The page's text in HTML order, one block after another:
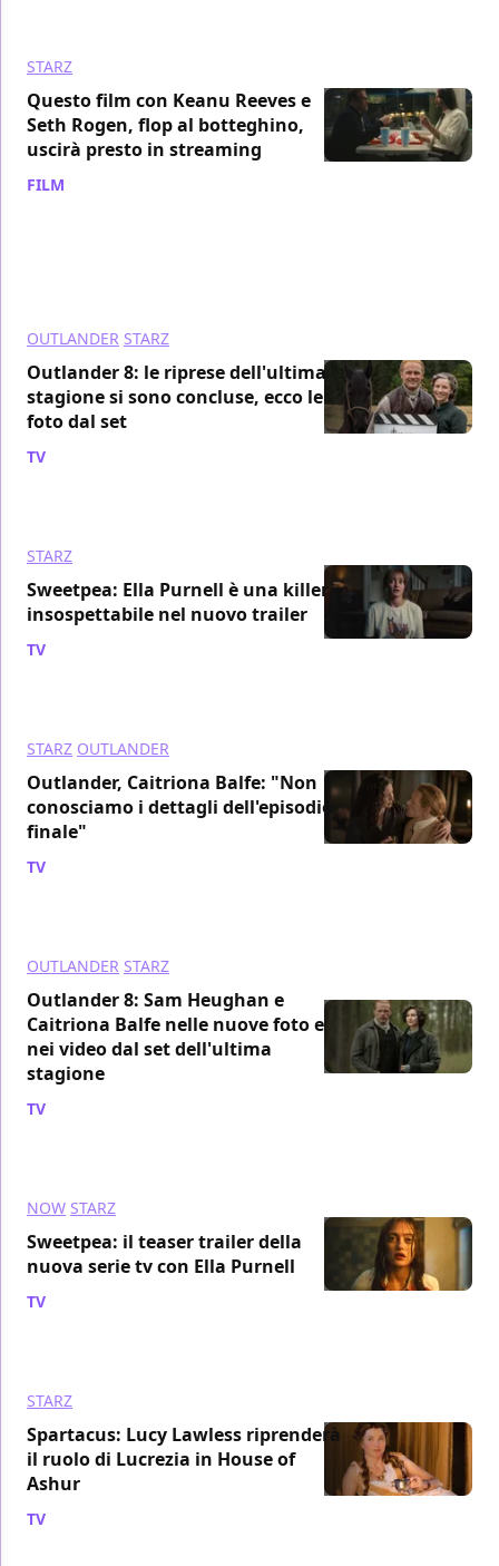
STARZ
Questo film con Keanu Reeves e
Seth Rogen, flop al botteghino,
uscirà presto in streaming
FILM
OUTLANDER STARZ
Outlander 8: le riprese dell'ultima
stagione si sono concluse, ecco le
foto dal set
TV
STARZ
Sweetpea: Ella Purnell è una killer
insospettabile nel nuovo trailer
TV
STARZ OUTLANDER
Outlander, Caitriona Balfe: "Non
conosciamo i dettagli dell'episodio
finale"
TV
OUTLANDER STARZ
Outlander 8: Sam Heughan e
Caitriona Balfe nelle nuove foto e
nei video dal set dell'ultima
stagione
TV
NOW STARZ
Sweetpea: il teaser trailer della
nuova serie tv con Ella Purnell
TV
STARZ
Spartacus: Lucy Lawless riprenderà
il ruolo di Lucrezia in House of
Ashur
TV